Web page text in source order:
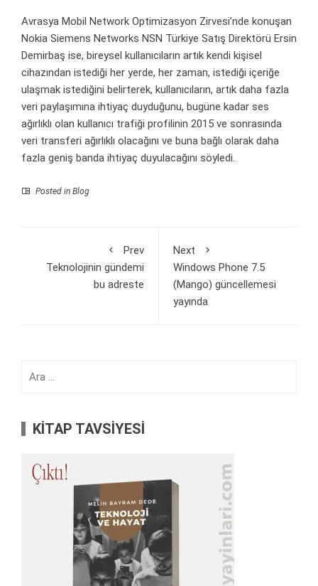
Avrasya Mobil Network Optimizasyon Zirvesi’nde konuşan
Nokia Siemens Networks NSN Türkiye Satış Direktörü Ersin
Demirbaş ise, bireysel kullanıcıların artık kendi kişisel
cihazından istediği her yerde, her zaman, istediği içeriğe
ulaşmak istediğini belirterek, kullanıcıların, artık daha fazla
veri paylaşımına ihtiyaç duyduğunu, bugüne kadar ses
ağırlıklı olan kullanıcı trafiği profilinin 2015 ve sonrasında
veri transferi ağırlıklı olacağını ve buna bağlı olarak daha
fazla geniş banda ihtiyaç duyulacağını söyledi.
Posted in Blog
Prev
Teknolojinin gündemi
bu adreste
Next
Windows Phone 7.5
(Mango) güncellemesi
yayında
KİTAP TAVSİYESİ